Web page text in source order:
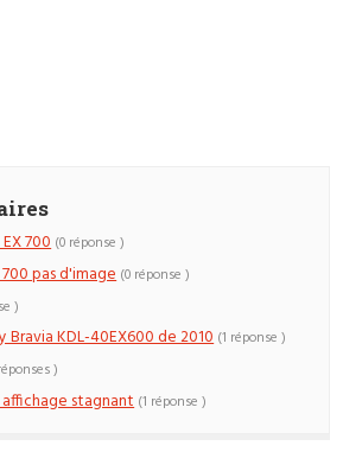
700 (0 réponse )
700 pas d'image (0 réponse )
)
Bravia KDL-40EX600 de 2010 (1 réponse )
)
stagnant (1 réponse )